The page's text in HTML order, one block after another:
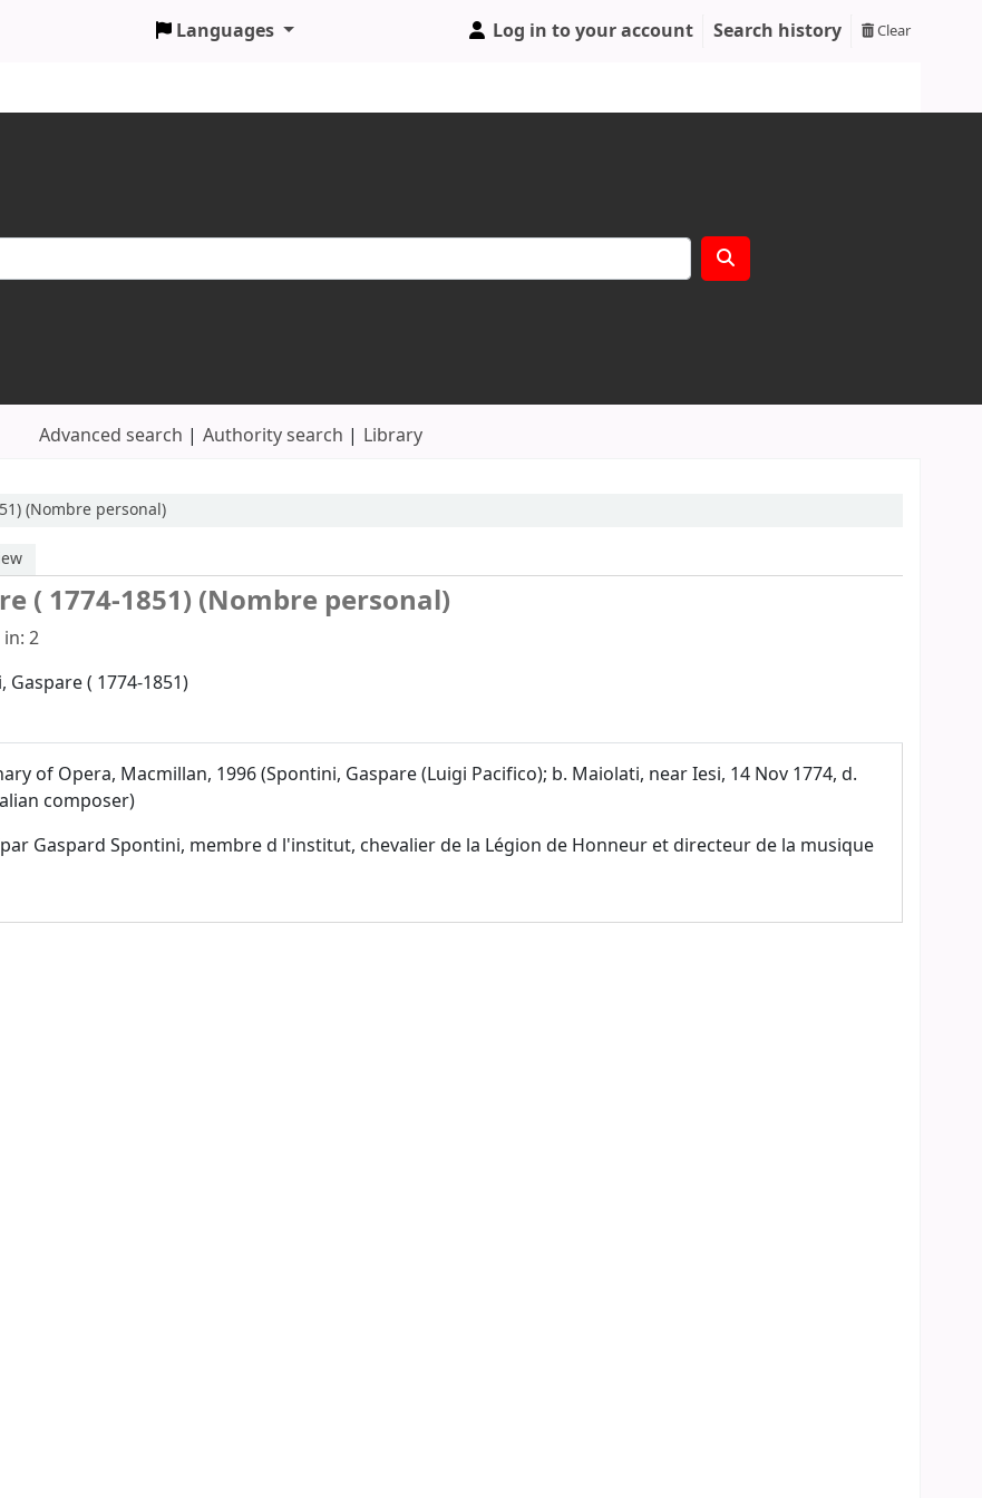
Languages Log in to your account Search history Clear
Advanced search Authority search Library
(Nombre personal)
( 1774-1851) (Nombre personal)
2
Gaspare ( 1774-1851)
of Opera, Macmillan, 1996 (Spontini, Gaspare (Luigi Pacifico); b. Maiolati, near Iesi, 14 Nov 1774, d.
composer)
Gaspard Spontini, membre d l'institut, chevalier de la Légion de Honneur et directeur de la musique